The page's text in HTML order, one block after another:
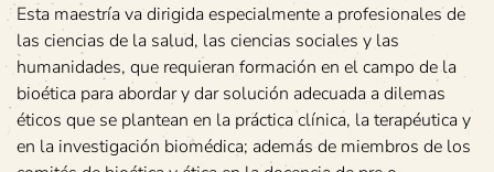
Esta maestría va dirigida especialmente a profesionales de
las ciencias de la salud, las ciencias sociales y las
humanidades, que requieran formación en el campo de la
bioética para abordar y dar solución adecuada a dilemas
éticos que se plantean en la práctica clínica, la terapéutica y
en la investigación biomédica; además de miembros de los